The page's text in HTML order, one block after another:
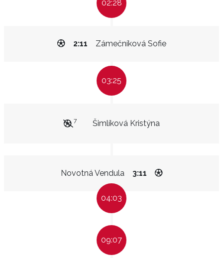
02:28
Zámečníková Sofie
2:11
03:25
Šimlíková Kristýna
7
Novotná Vendula 3:11
04:03
09:07